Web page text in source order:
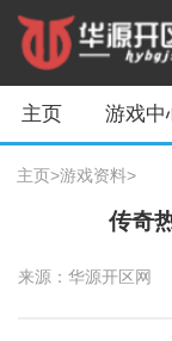
主页 游戏中
主页>游戏资料>
传奇
来源：华源开区网